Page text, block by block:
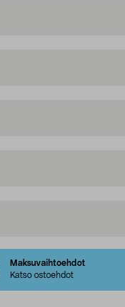
Maksuvaihtoehdot
Katso ostoehdot